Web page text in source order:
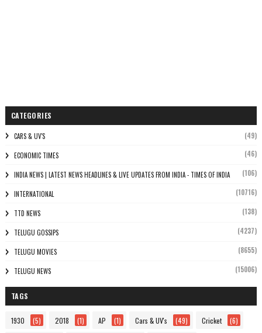
CATEGORIES
CARS & UV'S (49)
ECONOMIC TIMES (46)
INDIA NEWS | LATEST NEWS HEADLINES & LIVE UPDATES FROM INDIA - TIMES OF INDIA (106)
INTERNATIONAL (10716)
TTD NEWS (138)
TELUGU GOSSIPS (4237)
TELUGU MOVIES (8655)
TELUGU NEWS (15006)
TAGS
1930 (5) 2018 (1) AP (1) Cars & UV's (49) Cricket (6)